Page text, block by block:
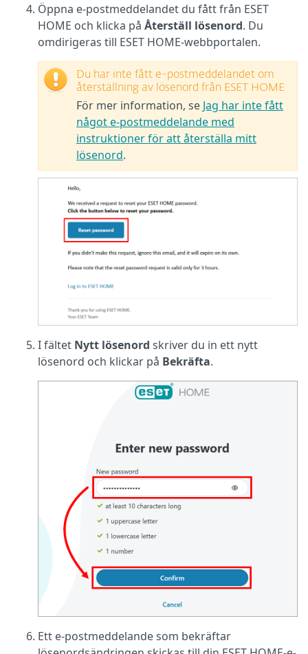
Öppna e-postmeddelandet du fått från ESET
HOME och klicka på Återställ lösenord. Du
omdirigeras till ESET HOME-webbportalen.
Du har inte fått e-postmeddelandet om
återställning av lösenord från ESET HOME
För mer information, se Jag har inte fått
något e-postmeddelande med
instruktioner för att återställa mitt
lösenord.
I fältet Nytt lösenord skriver du in ett nytt
lösenord och klickar på Bekräfta.
Ett e-postmeddelande som bekräftar